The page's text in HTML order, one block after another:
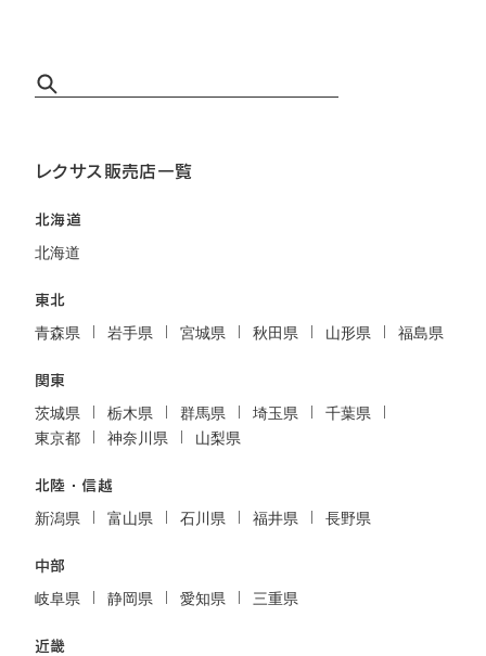
レクサス販売店一覧
北海道
北海道
東北
青森県 岩手県 宮城県 秋田県 山形県 福島県
関東
茨城県 栃木県 群馬県 埼玉県
千葉県
東京都
神奈川県 山梨県
北陸・信越
新潟県 富山県 石川県 福井県 長野県
中部
岐阜県 静岡県 愛知県 三重県
近畿